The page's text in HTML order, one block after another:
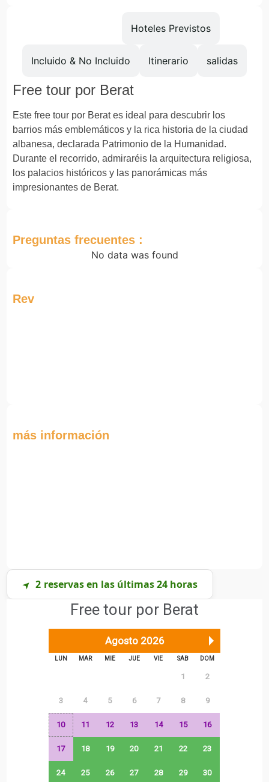
Hoteles Previstos
Incluido & No Incluido Itinerario salidas
Free tour por Berat
Este free tour por Berates ideal para descubrir los
barrios más emblemáticos y la rica historia de la ciudad
albanesa, declarada Patrimonio de la Humanidad.
Durante el recorrido, admiraréis la arquitectura religiosa,
los palacios históricos y las panorámicas más
impresionantes de Berat.
Preguntas frecuentes :
No data was found
Rev
más información
➤ 2 reservas en las últimas 24 horas